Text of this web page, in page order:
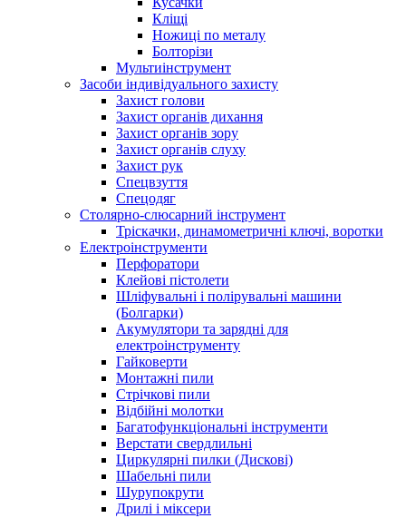
Кліщі
Ножиці по металу
Болторізи
Мультиінструмент
Засоби індивідуального захисту
Захист голови
Захист органів дихання
Захист органів зору
Захист органів слуху
Захист рук
Спецвзуття
Спецодяг
Столярно-слюсарний інструмент
Тріскачки, динамометричні ключі, воротки
Електроінструменти
Перфоратори
Клейові пістолети
Шліфувальні і полірувальні машини
(Болгарки)
Акумулятори та зарядні для
електроінструменту
Гайковерти
Монтажні пили
Стрічкові пили
Відбійні молотки
Багатофункціональні інструменти
Верстати свердлильні
Циркулярні пилки (Дискові)
Шабельні пили
Шурупокрути
Дрилі і міксери